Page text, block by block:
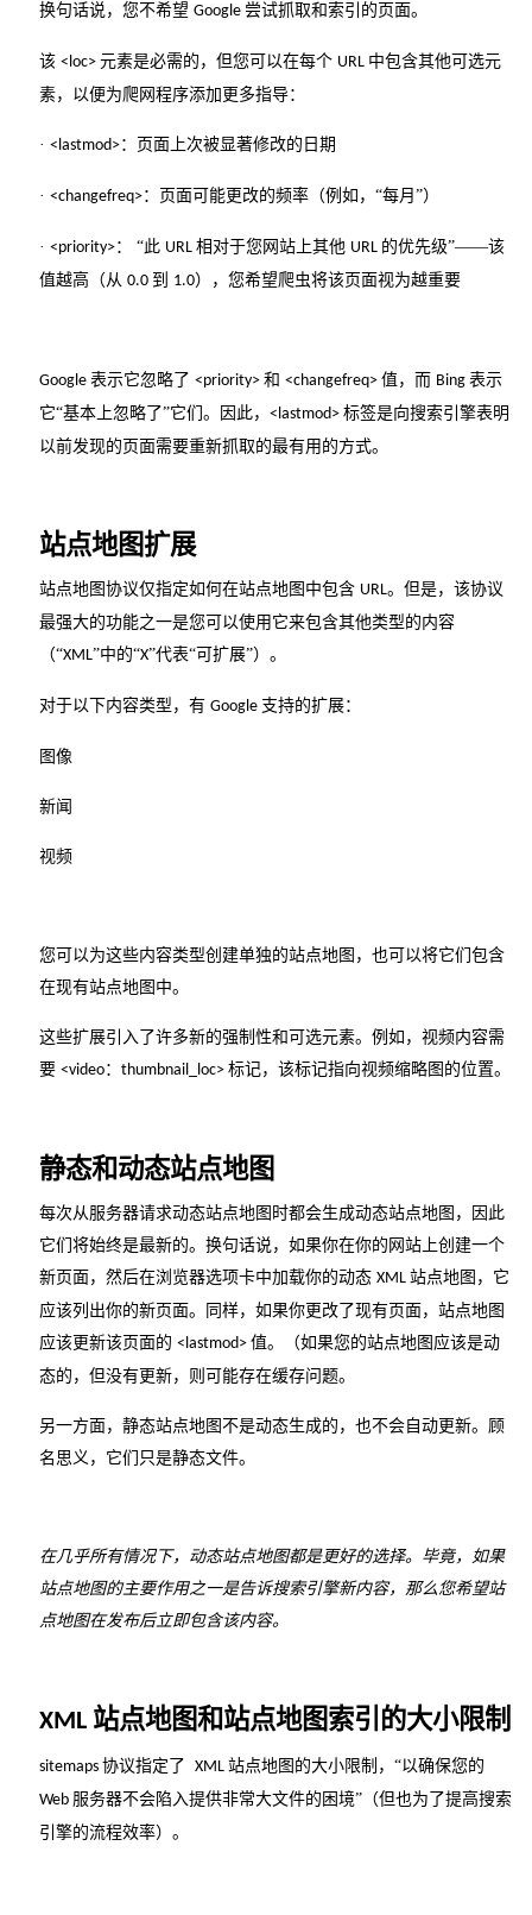
换句话说，您不希望 Google 尝试抓取和索引的页面。
该 <loc> 元素是必需的，但您可以在每个 URL 中包含其他可选元
素，以便为爬网程序添加更多指导：
· <lastmod>：页面上次被显著修改的日期
· <changefreq>：页面可能更改的频率（例如，“每月”）
· <priority>： “此 URL 相对于您网站上其他 URL 的优先级”——该
值越高（从 0.0 到 1.0），您希望爬虫将该页面视为越重要
Google 表示它忽略了 <priority> 和 <changefreq> 值，而 Bing 表示
它“基本上忽略了”它们。因此， <lastmod> 标签是向搜索引擎表明
以前发现的页面需要重新抓取的最有用的方式。
站点地图扩展
站点地图协议仅指定如何在站点地图中包含 URL。但是，该协议
最强大的功能之一是您可以使用它来包含其他类型的内容
（“XML”中的“X”代表“可扩展”）。
对于以下内容类型，有 Google 支持的扩展：
图像
新闻
视频
您可以为这些内容类型创建单独的站点地图，也可以将它们包含
在现有站点地图中。
这些扩展引入了许多新的强制性和可选元素。例如，视频内容需
要 <video： thumbnail_loc> 标记，该标记指向视频缩略图的位置。
静态和动态站点地图
每次从服务器请求动态站点地图时都会生成动态站点地图，因此
它们将始终是最新的。换句话说，如果你在你的网站上创建一个
新页面，然后在浏览器选项卡中加载你的动态 XML 站点地图，它
应该列出你的新页面。同样，如果你更改了现有页面，站点地图
应该更新该页面的 <lastmod> 值。（如果您的站点地图应该是动
态的，但没有更新，则可能存在缓存问题。
另一方面，静态站点地图不是动态生成的，也不会自动更新。顾
名思义，它们只是静态文件。
在几乎所有情况下，动态站点地图都是更好的选择。毕竟，如果
站点地图的主要作用之一是告诉搜索引擎新内容，那么您希望站
点地图在发布后立即包含该内容。
XML 站点地图和站点地图索引的大小限制
sitemaps 协议指定了 XML 站点地图的大小限制，“以确保您的
Web 服务器不会陷入提供非常大文件的困境”（但也为了提高搜索
引擎的流程效率）。